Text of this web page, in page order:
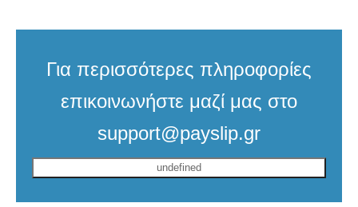
Για περισσότερες πληροφορίες
επικοινωνήστε μαζί μας στο
support@payslip.gr
undefined